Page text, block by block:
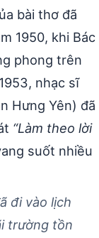
bài thơ đã
1950, khi Bác
phong trên
nhạc sĩ
Hưng Yên) đã
“Làm theo lời
suốt nhiều
đi vào lịch
trường tồn